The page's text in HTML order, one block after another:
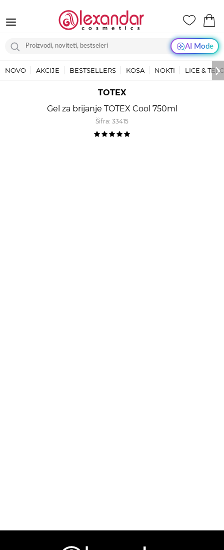
AI Mode
NOVO AKCIJE BESTSELLERS KOSA NOKTI LICE &
TOTEX
Gel za brijanje TOTEX Cool 750ml
Šifra: 33415